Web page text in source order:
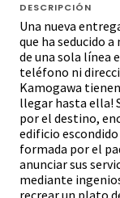
DESCRIPCIÓN
Una nueva
que ha seducido
de una sola línea
teléfono ni
Kamogawa
llegar hasta ella!
por el destino,
edificio
formada por el
anunciar sus
mediante